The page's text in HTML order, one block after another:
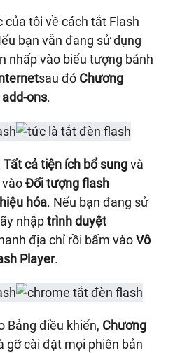
tôi về cách tắt Flash
bạn vẫn đang sử dụng
nhấp vào biểu tượng bánh
sau đó Chương
ons.
Tất cả tiện ích bổ sungvà
Đối tượng flash
hóa. Nếu bạn đang sử
nhậptrình duyệt
địa chỉ rồi bấm vàoVô
Player.
Bảng điều khiển, Chương
gỡ cài đặt mọi phiên bản